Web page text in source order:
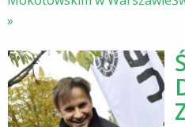
KONKURSY
BIBLIOTEKA
»